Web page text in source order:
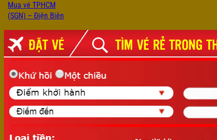
Mua vé TPHCM
(SGN) – Điện Biên
Vemaybaygiare.net.vn